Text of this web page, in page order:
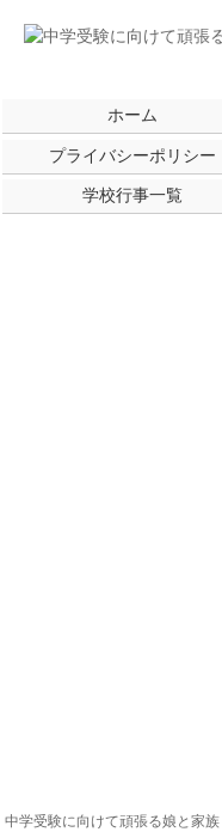
ホーム
プライバシーポリシー
学校行事一覧
中学受験に向けて頑張る娘と家族